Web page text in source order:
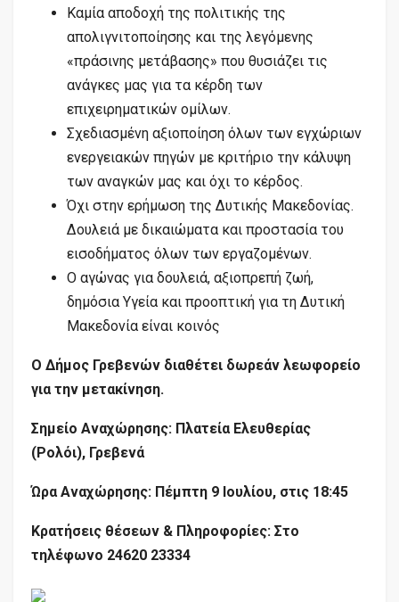
Καμία αποδοχή της πολιτικής της
απολιγνιτοποίησης και της λεγόμενης
«πράσινης μετάβασης» που θυσιάζει τις
ανάγκες μας για τα κέρδη των
επιχειρηματικών ομίλων.
Σχεδιασμένη αξιοποίηση όλων των εγχώριων
ενεργειακών πηγών με κριτήριο την κάλυψη
των αναγκών μας και όχι το κέρδος.
Όχι στην ερήμωση της Δυτικής Μακεδονίας.
Δουλειά με δικαιώματα και προστασία του
εισοδήματος όλων των εργαζομένων.
Ο αγώνας για δουλειά, αξιοπρεπή ζωή,
δημόσια Υγεία και προοπτική για τη Δυτική
Μακεδονία είναι κοινός
Ο Δήμος Γρεβενών διαθέτει δωρεάν λεωφορείο
για την μετακίνηση.
Σημείο Αναχώρησης: Πλατεία Ελευθερίας
(Ρολόι), Γρεβενά
Ώρα Αναχώρησης: Πέμπτη 9 Ιουλίου, στις 18:45
Κρατήσεις θέσεων & Πληροφορίες: Στο
τηλέφωνο 24620 23334